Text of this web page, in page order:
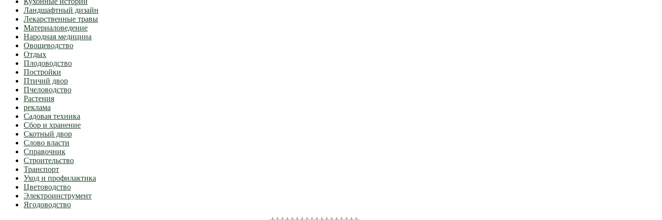
Ландшафтный дизайн
Лекарственные травы
Материаловедение
Народная медицина
Овощеводство
Отдых
Плодоводство
Постройки
Птичий двор
Пчеловодство
Растения
реклама
Садовая техника
Сбор и хранение
Скотный двор
Слово власти
Справочник
Строительство
Транспорт
Уход и профилактика
Цветоводство
Электроинструмент
Ягодоводство